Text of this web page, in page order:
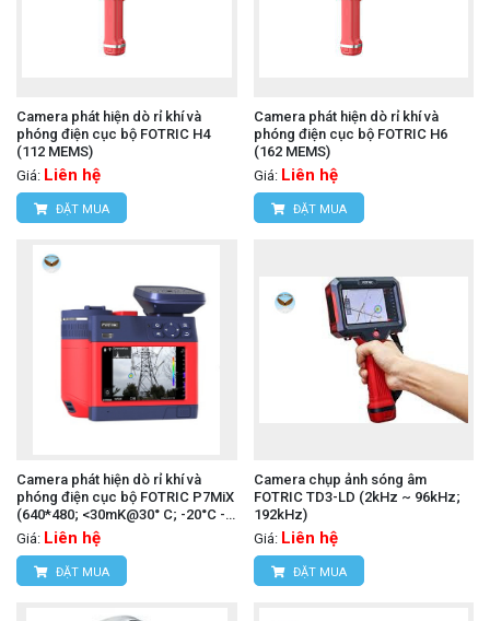
Camera phát hiện dò rỉ khí và
phóng điện cục bộ FOTRIC H4
(112 MEMS)
Giá: Liên hệ
ĐẶT MUA
Camera phát hiện dò rỉ khí và
phóng điện cục bộ FOTRIC H6
(162 MEMS)
Giá: Liên hệ
ĐẶT MUA
Camera phát hiện dò rỉ khí và
phóng điện cục bộ FOTRIC P7MiX
(640*480; <30mK@30° C; -20°C -
700°C)
Giá: Liên hệ
ĐẶT MUA
Camera chụp ảnh sóng âm
FOTRIC TD3-LD (2kHz ~ 96kHz;
192kHz)
Giá: Liên hệ
ĐẶT MUA